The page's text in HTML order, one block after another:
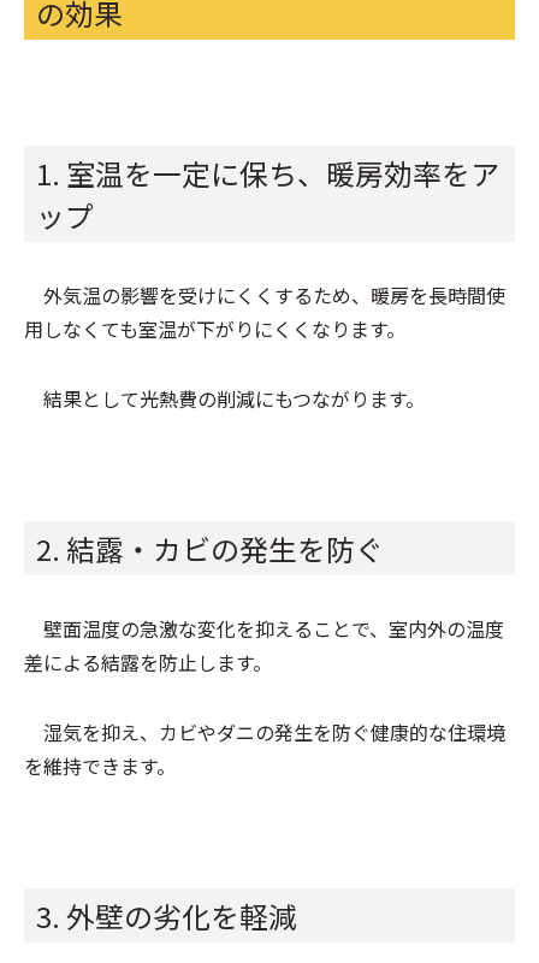
の効果
1. 室温を一定に保ち、暖房効率をア
ップ
外気温の影響を受けにくくするため、暖房を長時間使
用しなくても室温が下がりにくくなります。
結果として光熱費の削減にもつながります。
2. 結露・カビの発生を防ぐ
壁面温度の急激な変化を抑えることで、室内外の温度
差による結露を防止します。
湿気を抑え、カビやダニの発生を防ぐ健康的な住環境
を維持できます。
3. 外壁の劣化を軽減